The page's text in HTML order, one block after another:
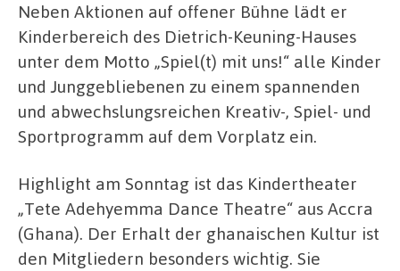
Neben Aktionen auf offener Bühne lädt er
Kinderbereich des Dietrich-Keuning-Hauses
unter dem Motto „Spiel(t) mit uns!“ alle Kinder
und Junggebliebenen zu einem spannenden
und abwechslungsreichen Kreativ-, Spiel- und
Sportprogramm auf dem Vorplatz ein.
Highlight am Sonntag ist das Kindertheater
„Tete Adehyemma Dance Theatre“ aus Accra
(Ghana). Der Erhalt der ghanaischen Kultur ist
den Mitgliedern besonders wichtig. Sie